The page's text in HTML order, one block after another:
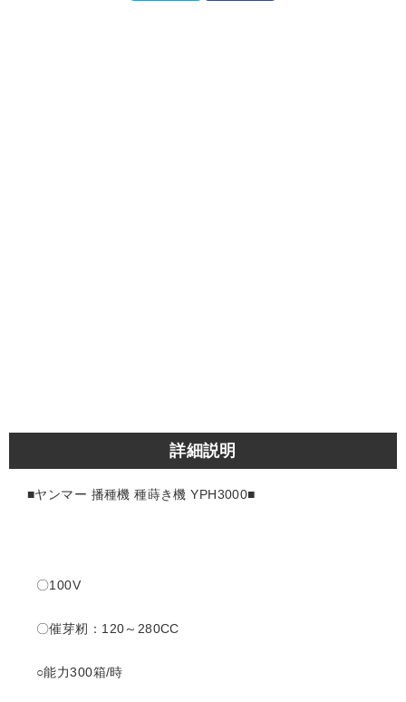
詳細説明
■ヤンマー 播種機 種蒔き機 YPH3000■
〇100V
〇催芽籾： 120～280CC
○能力300箱/時